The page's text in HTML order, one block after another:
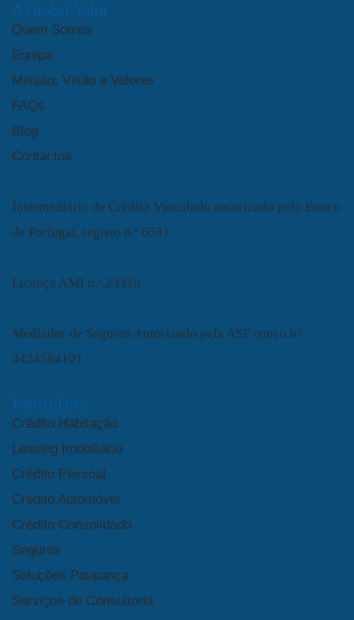
A Global Valor
Quem Somos
Equipa
Missão, Visão e Valores
FAQs
Blog
Contactos
Intermediário de Crédito Vinculado autorizado pelo Banco
de Portugal, registo n.º 6531
Licença AMI n.º 23316
Mediador de Seguros Autorizado pela ASF com o nº
4424584101
Particulares
Crédito Habitação
Leasing Imobiliário
Crédito Pessoal
Crédito Automóvel
Crédito Consolidado
Seguros
Soluções Poupança
Serviços de Consultoria